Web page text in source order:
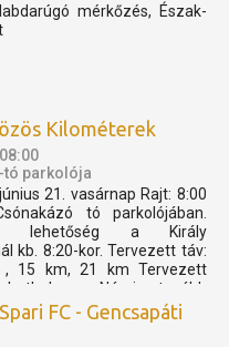
mérkőzés, Észak-
Kilométerek
tó parkolója
21. vasárnap Rajt: 8:00
tó parkolójában.
lehetőség a Király
kb. 8:20-kor. Tervezett táv:
15 km, 21 km Tervezett
- Nárai -tovább
féltávnál fordulással. A
FC - Gencsapáti